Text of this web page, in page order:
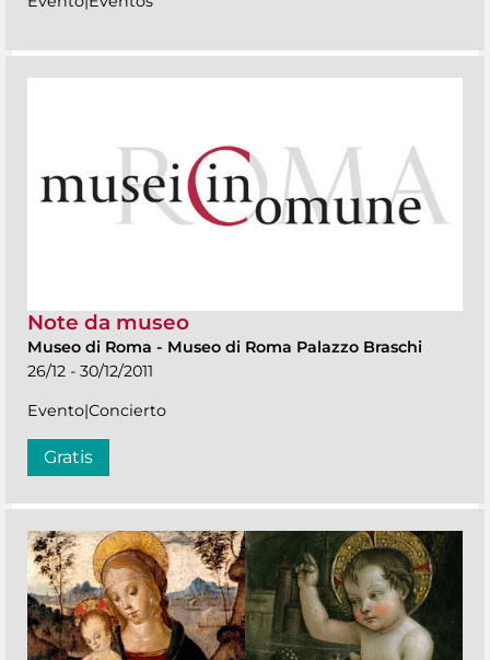
Note da museo
Museo di Roma - Museo di Roma Palazzo Braschi
26/12 - 30/12/2011
Evento|Concierto
Gratis